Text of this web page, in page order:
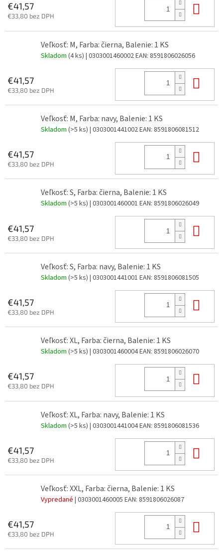
€41,57
€33,80 bez DPH
Veľkosť: M, Farba: čierna, Balenie: 1 KS
Skladom (4 ks) | 0303001460002EAN: 8591806026056
€41,57
€33,80 bez DPH
Veľkosť: M, Farba: navy, Balenie: 1 KS
Skladom (>5 ks) | 0303001441002EAN: 8591806081512
€41,57
€33,80 bez DPH
Veľkosť: S, Farba: čierna, Balenie: 1 KS
Skladom (>5 ks) | 0303001460001 EAN: 8591806026049
€41,57
€33,80 bez DPH
Veľkosť: S, Farba: navy, Balenie: 1 KS
Skladom (>5 ks) | 0303001441001 EAN: 8591806081505
€41,57
€33,80 bez DPH
Veľkosť: XL, Farba: čierna, Balenie: 1 KS
Skladom (>5 ks) | 0303001460004EAN: 8591806026070
€41,57
€33,80 bez DPH
Veľkosť: XL, Farba: navy, Balenie: 1 KS
Skladom (>5 ks) | 0303001441004EAN: 8591806081536
€41,57
€33,80 bez DPH
Veľkosť: XXL, Farba: čierna, Balenie: 1 KS
Vypredané | 0303001460005 EAN: 8591806026087
€41,57
€33,80 bez DPH